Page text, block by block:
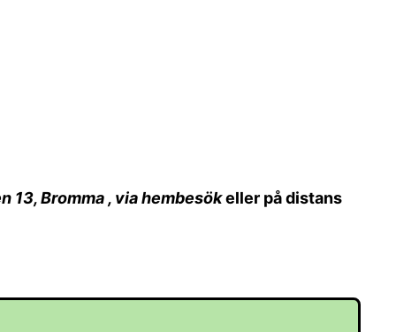
13, Bromma , via hembesökeller på distans